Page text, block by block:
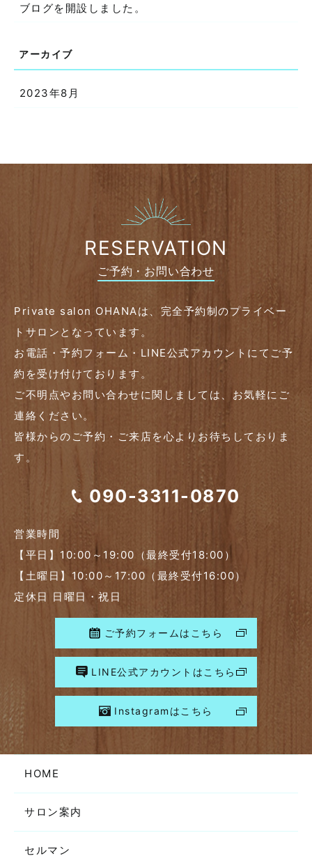
ブログを開設しました。
2023年8月
RESERVATION
ご予約・お問い合わせ
Private salon OHANAは、完全予約制のプライベー
トサロンとなっています。
お電話・予約フォーム・LINE公式アカウントにてご予
約を受け付けております。
ご不明点やお問い合わせに関しましては、お気軽にご
連絡ください。
皆様からのご予約・ご来店を心よりお待ちしておりま
す。
090-3311-0870
営業時間
【平日】10:00～19:00（最終受付18:00）
【土曜日】10:00～17:00（最終受付16:00）
定休日 日曜日・祝日
ご予約フォームはこちら
LINE公式アカウントはこちら
Instagramはこちら
HOME
サロン案内
セルマン